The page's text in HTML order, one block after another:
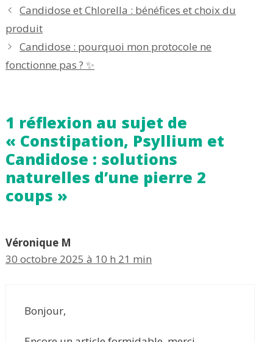
Candidose et Chlorella : bénéfices et choix du
produit
Candidose : pourquoi mon protocole ne
fonctionne pas ? ✨
1 réflexion au sujet de
« Constipation, Psyllium et
Candidose : solutions
naturelles d’une pierre 2
coups »
Véronique M
30 octobre 2025 à 10 h 21 min
Bonjour,